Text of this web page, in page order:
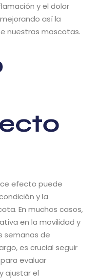
y el dolor
así la
nuestras mascotas.
efecto puede
y la
En muchos casos,
en la movilidad y
semanas de
es crucial seguir
evaluar
ajustar el